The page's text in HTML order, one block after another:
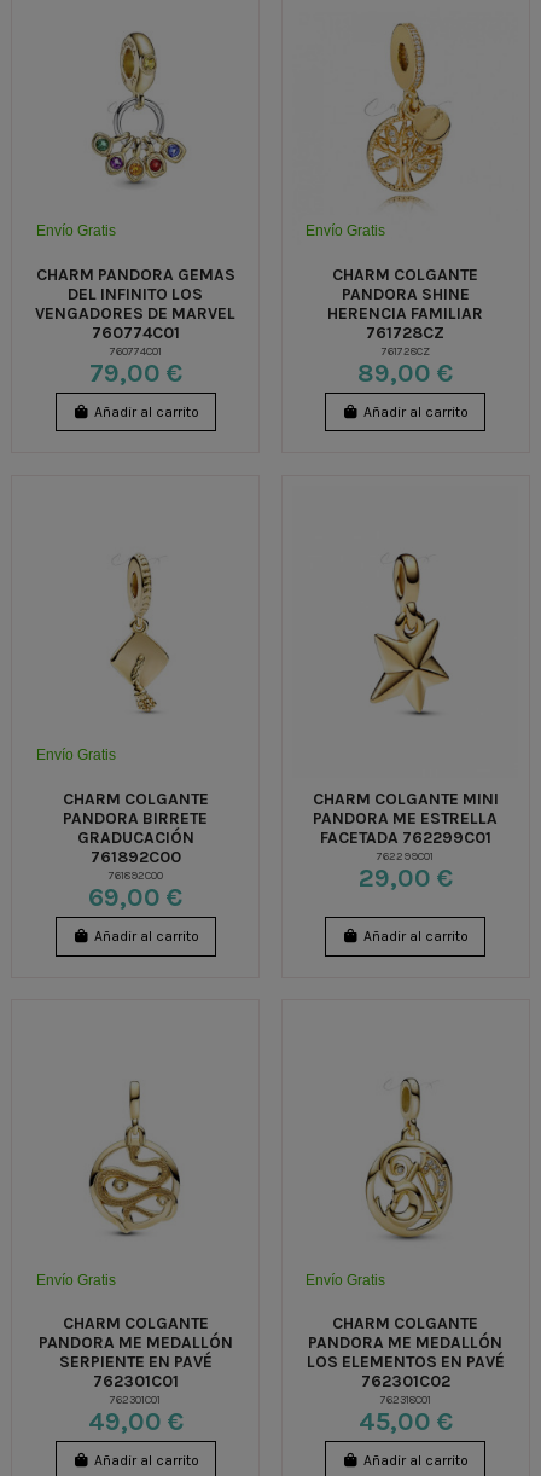
Envío Gratis
CHARM PANDORA GEMAS
DEL INFINITO LOS
VENGADORES DE MARVEL
760774C01
760774C01
79,00 €
Añadir al carrito
Envío Gratis
CHARM COLGANTE
PANDORA SHINE
HERENCIA FAMILIAR
761728CZ
761728CZ
89,00 €
Añadir al carrito
Envío Gratis
CHARM COLGANTE
PANDORA BIRRETE
GRADUCACIÓN
761892C00
761892C00
69,00 €
Añadir al carrito
CHARM COLGANTE MINI
PANDORA ME ESTRELLA
FACETADA 762299C01
762299C01
29,00 €
Añadir al carrito
Envío Gratis
CHARM COLGANTE
PANDORA ME MEDALLÓN
SERPIENTE EN PAVÉ
762301C01
762301C01
49,00 €
Añadir al carrito
Envío Gratis
CHARM COLGANTE
PANDORA ME MEDALLÓN
LOS ELEMENTOS EN PAVÉ
762301C02
762318C01
45,00 €
Añadir al carrito